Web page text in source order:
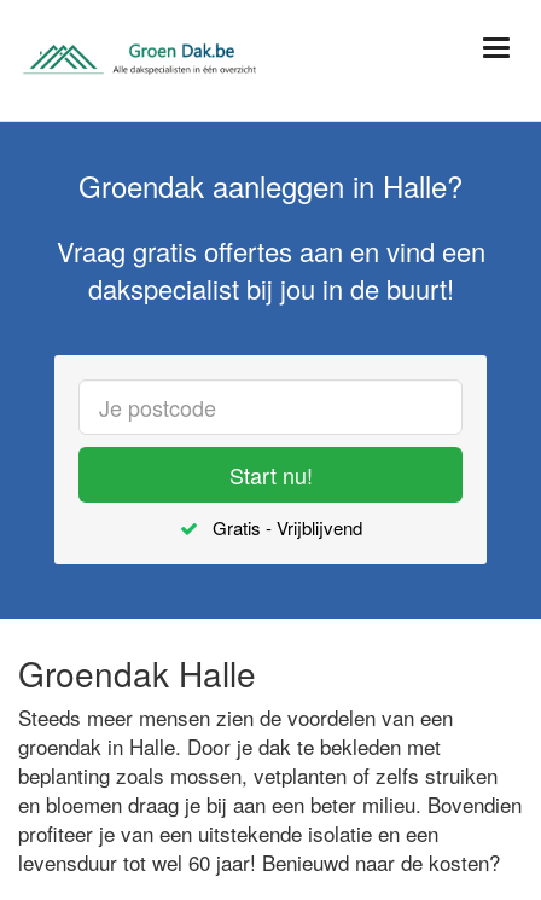
Groendak aanleggen in Halle?
Vraag gratis offertes aan en vind een
dakspecialist bij jou in de buurt!
Start nu!
Gratis - Vrijblijvend
Groendak Halle
Steeds meer mensen zien de voordelen van een
groendak in Halle. Door je dak te bekleden met
beplanting zoals mossen, vetplanten of zelfs struiken
en bloemen draag je bij aan een beter milieu. Bovendien
profiteer je van een uitstekende isolatie en een
levensduur tot wel 60 jaar! Benieuwd naar de kosten?